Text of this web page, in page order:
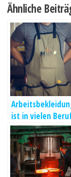
Ähnliche
ist in vielen
Pflicht